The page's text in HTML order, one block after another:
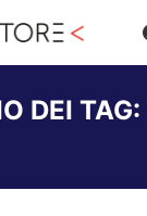
DEI TAG: